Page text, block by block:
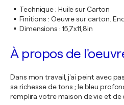
Technique: Huile sur Carton
Finitions : Oeuvre sur carton.
Dimensions : 15,7x11,8in
À propos de
Dans mon travail, j'ai peint avec
sa richesse de tons ; le bleu
remplira votre maison de vie et de